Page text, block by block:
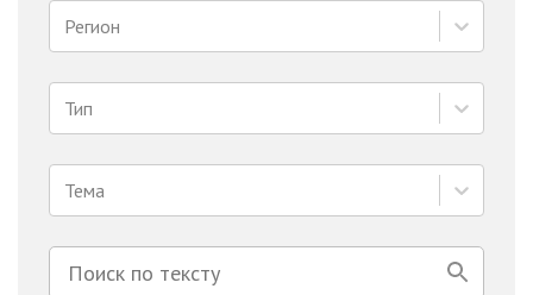
Регион
Тип
Тема